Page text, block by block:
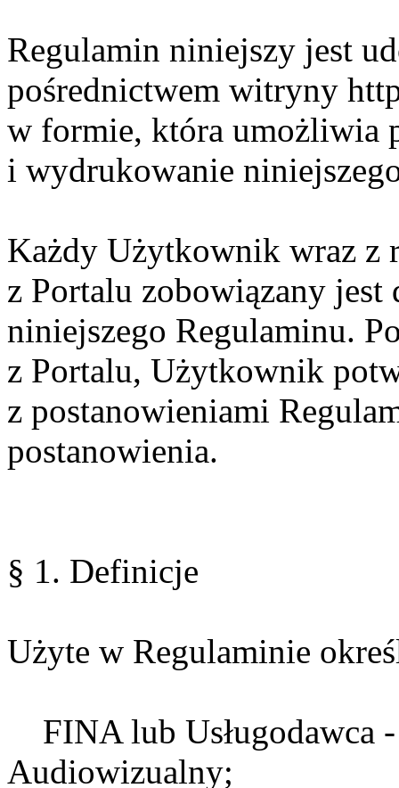
Regulamin niniejszy jest
pośrednictwem witryny
w formie, która umożliwia
i wydrukowanie
Każdy Użytkownik wraz z
z Portalu zobowiązany jest
niniejszego Regulaminu.
z Portalu, Użytkownik
z postanowieniami
postanowienia.
§ 1. Definicje
Użyte w Regulaminie
FINA lub Usługodawca
Audiowizualny;